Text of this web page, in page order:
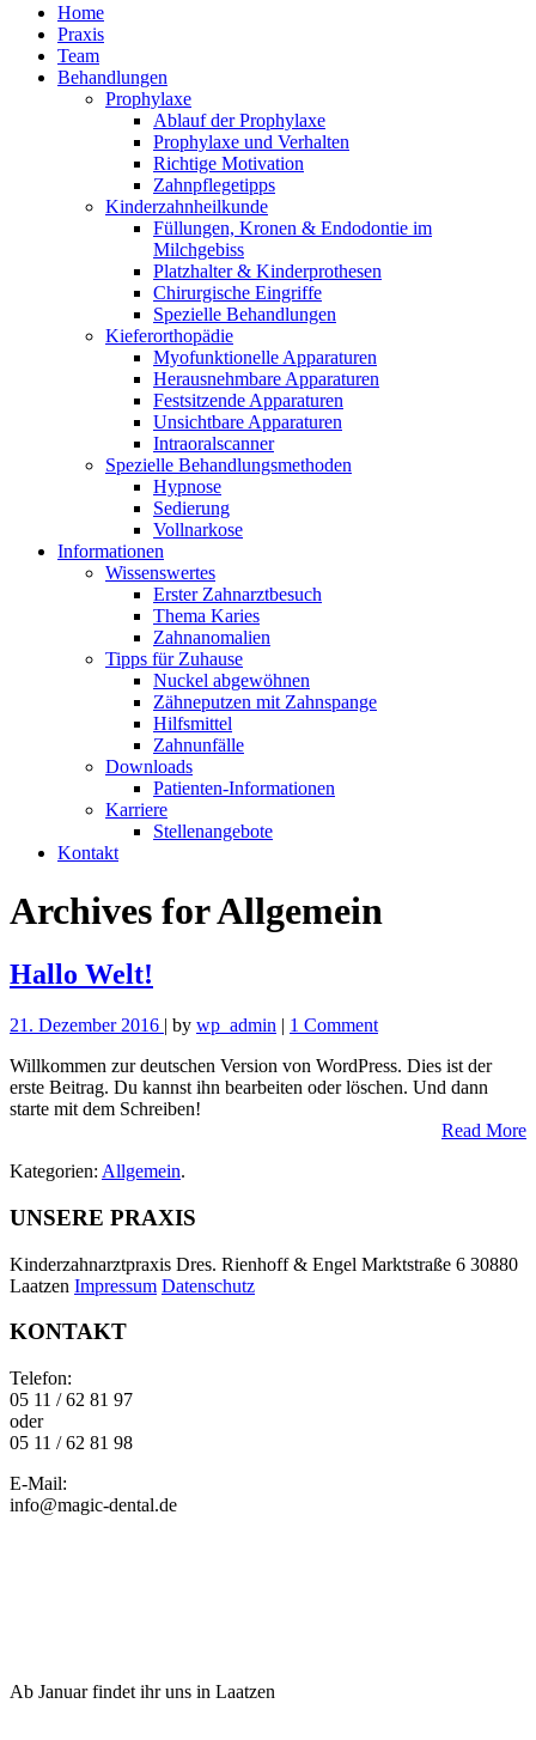
Home
Praxis
Team
Behandlungen
Prophylaxe
Ablauf der Prophylaxe
Prophylaxe und Verhalten
Richtige Motivation
Zahnpflegetipps
Kinderzahnheilkunde
Füllungen, Kronen & Endodontie im
Milchgebiss
Platzhalter & Kinderprothesen
Chirurgische Eingriffe
Spezielle Behandlungen
Kieferorthopädie
Myofunktionelle Apparaturen
Herausnehmbare Apparaturen
Festsitzende Apparaturen
Unsichtbare Apparaturen
Intraoralscanner
Spezielle Behandlungsmethoden
Hypnose
Sedierung
Vollnarkose
Informationen
Wissenswertes
Erster Zahnarztbesuch
Thema Karies
Zahnanomalien
Tipps für Zuhause
Nuckel abgewöhnen
Zähneputzen mit Zahnspange
Hilfsmittel
Zahnunfälle
Downloads
Patienten-Informationen
Karriere
Stellenangebote
Kontakt
Archives forAllgemein
Hallo Welt!
21. Dezember 2016 | by wp_admin | 1 Comment
Willkommen zur deutschen Version von WordPress. Dies ist der
erste Beitrag. Du kannst ihn bearbeiten oder löschen. Und dann
starte mit dem Schreiben!
Read More
Kategorien: Allgemein.
UNSERE PRAXIS
Kinderzahnarztpraxis Dres. Rienhoff & Engel Marktstraße 6 30880
Laatzen Impressum Datenschutz
KONTAKT
Telefon:
05 11 / 62 81 97
oder
05 11 / 62 81 98
E-Mail:
info@magic-dental.de
Ab Januar findet ihr uns in Laatzen